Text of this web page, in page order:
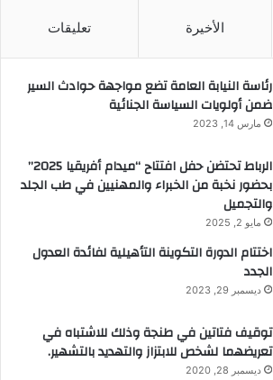
الأخيرة تعليقات
رئاسة النيابة العامة تضع مواجهة حوادث السير
ضمن أولويات السياسة الجنائية
مارس 14, 2023
الرباط تحتضن حفل افتتاح “ميدام أفريقيا 2025”
بحضور نخبة من الخبراء والمهنيين في طب الجلد
والتجميل
مايو 2, 2025
اختتام الدورة التكوينة التأهيلية لفائدة العدول
الجدد
ديسمبر 29, 2023
توقيف فتاتين في طنجة وذلك للاشتباه في
تعريضهما لشخص للابتزاز والتهديد بالتشهير.
ديسمبر 28, 2020